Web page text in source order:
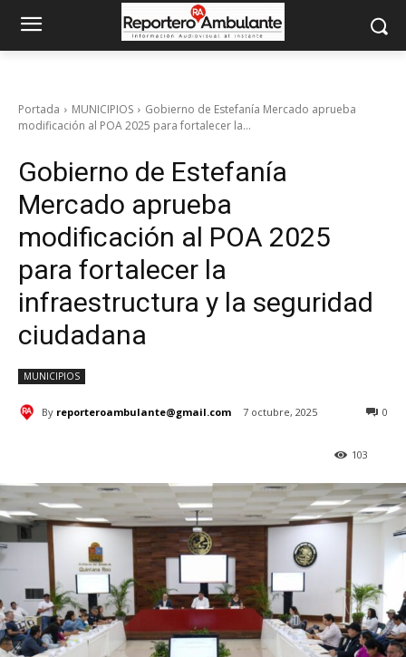
Portada MUNICIPIOS
Gobierno de Estefanía Mercado aprueba
modificación al POA 2025 para fortalecer la...
Gobierno de Estefanía
Mercado aprueba
modificación al POA 2025
para fortalecer la
infraestructura y la seguridad
ciudadana
MUNICIPIOS
By reporteroambulante@gmail.com 7 octubre, 2025 0
103